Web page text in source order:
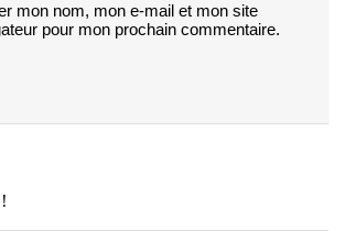
mon nom, mon e-mail et mon site
pour mon prochain commentaire.